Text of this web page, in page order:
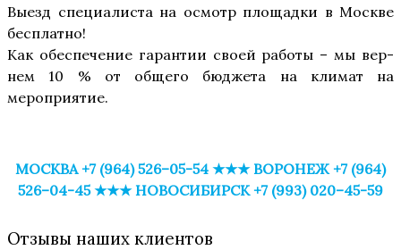
Выезд спе­ци­а­ли­ста на осмотр пло­щад­ки в Москве
бесплатно!
Как обес­пе­че­ние гаран­тии сво­ей рабо­ты – мы вер­
нем 10 % от обще­го бюд­же­та на кли­мат на
мероприятие.
МОСКВА +7 (964) 526–05-54 ★★★ ВОРОНЕЖ +7 (964)
526–04-45 ★★★ НОВОСИБИРСК +7 (993) 020–45-59
Отзывы наших клиентов